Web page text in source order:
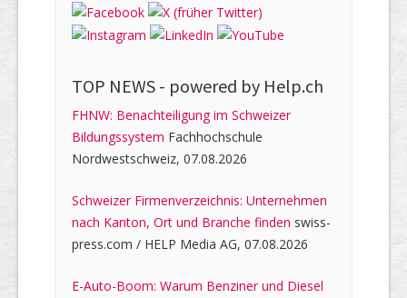
TOP NEWS - powered by Help.ch
FHNW: Benachteiligung im Schweizer
Bildungssystem Fachhochschule
Nordwestschweiz, 07.08.2026
Schweizer Firmenverzeichnis: Unternehmen
nach Kanton, Ort und Branche finden swiss-
press.com / HELP Media AG, 07.08.2026
E-Auto-Boom: Warum Benziner und Diesel